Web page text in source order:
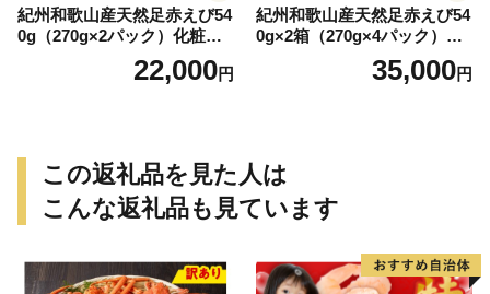
紀州和歌山産天然足赤えび54
0g（270g×2パック）化粧箱
入 ※2026年12月上旬〜2027
年2月上旬頃順次発送予定
22,000円
紀州和歌山産天然足赤えび54
0g×2箱（270g×4パック）化
粧箱入 ※2026年12月上旬〜2
027年2月上旬頃順次発送予定
ず【uot773A】
35,000円
この返礼品を見た人は
こんな返礼品も見ています